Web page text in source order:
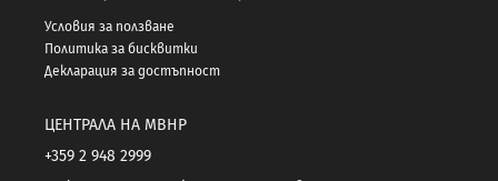
Условия за ползване
Политика за бисквитки
Декларация за достъпност
ЦЕНТРАЛА НА МВНР
+359 2 948 2999